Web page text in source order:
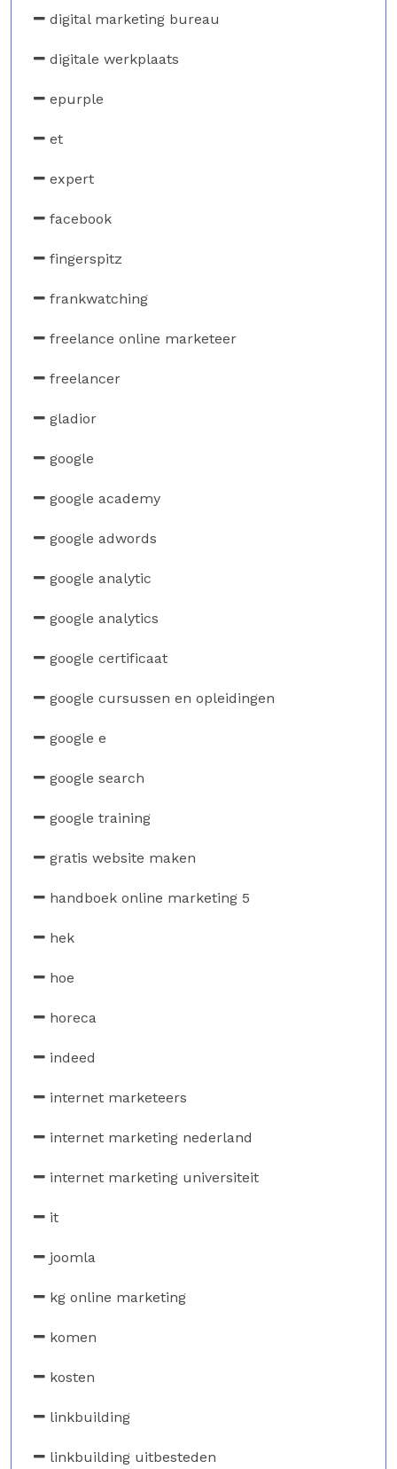
digital marketing bureau
digitale werkplaats
epurple
et
expert
facebook
fingerspitz
frankwatching
freelance online marketeer
freelancer
gladior
google
google academy
google adwords
google analytic
google analytics
google certificaat
google cursussen en opleidingen
google e
google search
google training
gratis website maken
handboek online marketing 5
hek
hoe
horeca
indeed
internet marketeers
internet marketing nederland
internet marketing universiteit
it
joomla
kg online marketing
komen
kosten
linkbuilding
linkbuilding uitbesteden